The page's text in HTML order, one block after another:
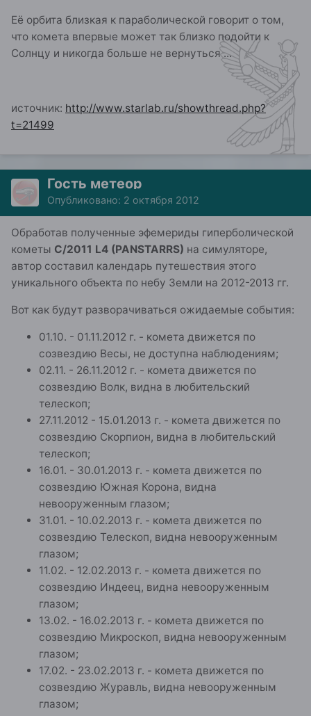
Её орбита близкая к параболической говорит о том,
что комета впервые может так близко подойти к
Солнцу и никогда больше не вернуться ...
источник: http://www.starlab.ru/showthread.php?
t=21499
Гость метеор
Опубликовано: 2 октября 2012
Обработав полученные эфемериды гиперболической
кометы C/2011 L4 (PANSTARRS) на симуляторе,
автор составил календарь путешествия этого
уникального объекта по небу Земли на 2012-2013 гг.
Вот как будут разворачиваться ожидаемые события:
01.10. - 01.11.2012 г. - комета движется по
созвездию Весы, не доступна наблюдениям;
02.11. - 26.11.2012 г. - комета движется по
созвездию Волк, видна в любительский
телескоп;
27.11.2012 - 15.01.2013 г. - комета движется по
созвездию Скорпион, видна в любительский
телескоп;
16.01. - 30.01.2013 г. - комета движется по
созвездию Южная Корона, видна
невооруженным глазом;
31.01. - 10.02.2013 г. - комета движется по
созвездию Телескоп, видна невооруженным
глазом;
11.02. - 12.02.2013 г. - комета движется по
созвездию Индеец, видна невооруженным
глазом;
13.02. - 16.02.2013 г. - комета движется по
созвездию Микроскоп, видна невооруженным
глазом;
17.02. - 23.02.2013 г. - комета движется по
созвездию Журавль, видна невооруженным
глазом;